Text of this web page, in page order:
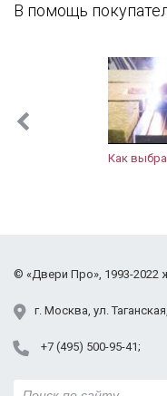
В помощь
Как
г. Москва, ул. Таганская,
+7 (495) 500-95-41
© «Двери Про», 1993-2022